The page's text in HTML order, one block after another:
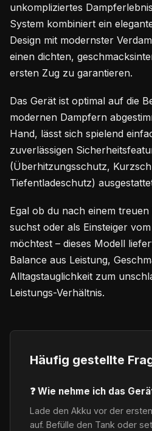
unkompliziertes
System kombiniert ein
Design mit modernster
einen dichten,
ersten Zug zu garantieren.
Das Gerät ist optimal auf die
modernen Dampfern
Hand, lässt sich spielend
zuverlässigen
(Überhitzungsschutz,
Tiefentladeschutz)
Egal ob du nach einem
suchst oder als Einsteiger
möchtest – dieses Modell
Balance aus Leistung,
Alltagstauglichkeit zum
Leistungs-Verhältnis.
Häufig gestellte
❓ Wie nehme ich das
Lade den Akku vor der
auf. Befülle den Tank oder